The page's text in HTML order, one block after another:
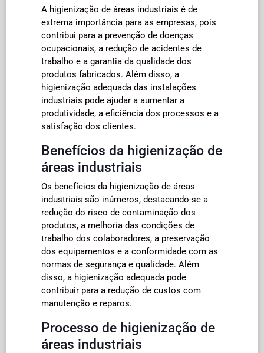
A higienização de áreas industriais é de
extrema importância para as empresas, pois
contribui para a prevenção de doenças
ocupacionais, a redução de acidentes de
trabalho e a garantia da qualidade dos
produtos fabricados. Além disso, a
higienização adequada das instalações
industriais pode ajudar a aumentar a
produtividade, a eficiência dos processos e a
satisfação dos clientes.
Benefícios da higienização de
áreas industriais
Os benefícios da higienização de áreas
industriais são inúmeros, destacando-se a
redução do risco de contaminação dos
produtos, a melhoria das condições de
trabalho dos colaboradores, a preservação
dos equipamentos e a conformidade com as
normas de segurança e qualidade. Além
disso, a higienização adequada pode
contribuir para a redução de custos com
manutenção e reparos.
Processo de higienização de
áreas industriais